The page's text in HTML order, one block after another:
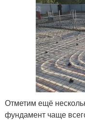
Отметим ещё
фундамент чаще